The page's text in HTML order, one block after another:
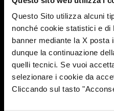
Questo Sito utilizza alcuni
nonché cookie statistici e
banner mediante la X posta
dunque la continuazione
quelli tecnici. Se vuoi
selezionare i cookie da
Cliccando sul tasto
De conformidad con los
Responsable del tratamiento
de la protección de datos
contacto se puede encontrar
tratamiento. Para contactar
protección de datos
electrónico es dpo@trigano.it.